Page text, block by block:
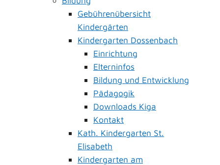
Gebührenübersicht
Kindergärten
Kindergarten Dossenbach
Einrichtung
Elterninfos
Bildung und Entwicklung
Pädagogik
Downloads Kiga
Kontakt
Kath. Kindergarten St.
Elisabeth
Kindergarten am